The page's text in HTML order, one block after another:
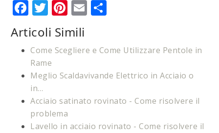
Facebook
Twitter
Pinterest
Email
Articoli Simili
Come Scegliere e Come Utilizzare Pentole in
Rame
Meglio Scaldavivande Elettrico in Acciaio o
in…
Acciaio satinato rovinato​​ - Come risolvere il
problema
Lavello in acciaio rovinato​​ - Come risolvere il